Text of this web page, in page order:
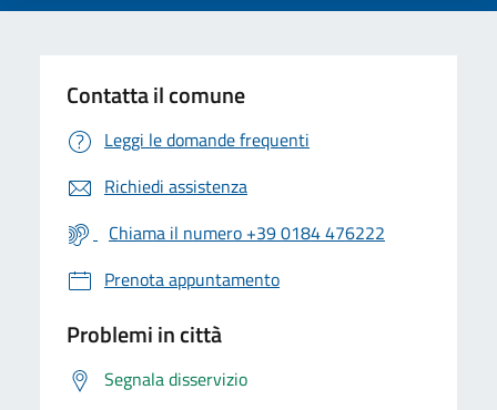
Contatta il comune
Leggi le domande frequenti
Richiedi assistenza
Chiama il numero +39 0184 476222
Prenota appuntamento
Problemi in città
Segnala disservizio